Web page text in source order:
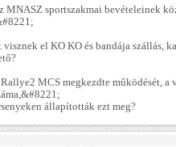
MNASZ sportszakmai bevételeinek
el KO KO és bandája szállás,
MCS megkezdte működését, a
állapították ezt meg?